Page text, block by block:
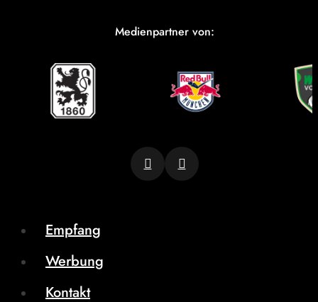
Medienpartner von:
Empfang
Werbung
Kontakt